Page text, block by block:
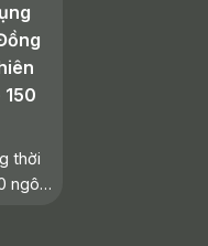
150
thời
ngôn